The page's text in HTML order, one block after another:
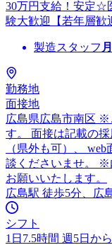
30万円支給！安定☆
験大歓迎【若年層歓
製造スタッフ
勤務地
面接地
広島県広島市南区 ※
す。 面接は記載の
（県外も可）、
談くださいませ。 ※
お願いいたします。
広島駅 徒歩5分、広
シフト
1日7.5時間 週5日か